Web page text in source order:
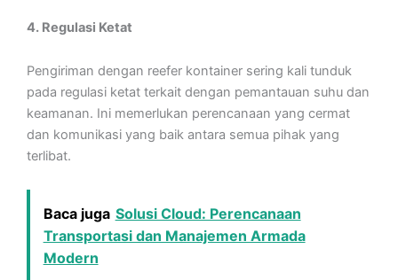
4. Regulasi Ketat
Pengiriman dengan reefer kontainer sering kali tunduk
pada regulasi ketat terkait dengan pemantauan suhu dan
keamanan. Ini memerlukan perencanaan yang cermat
dan komunikasi yang baik antara semua pihak yang
terlibat.
Baca juga Solusi Cloud: Perencanaan
Transportasi dan Manajemen Armada
Modern